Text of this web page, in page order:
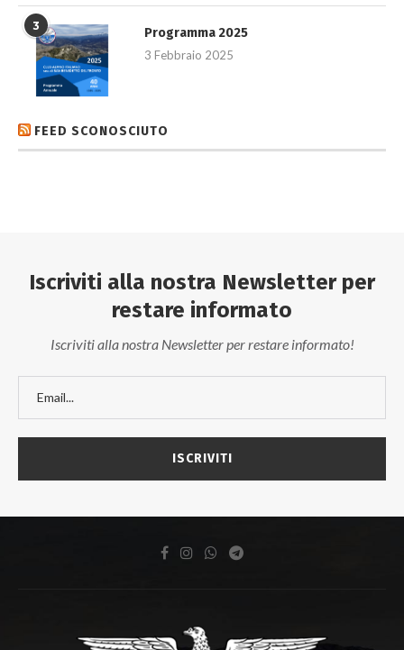
3
Programma 2025
3 Febbraio 2025
FEED SCONOSCIUTO
Iscriviti alla nostra Newsletter per
restare informato
Iscriviti alla nostra Newsletter per restare informato!